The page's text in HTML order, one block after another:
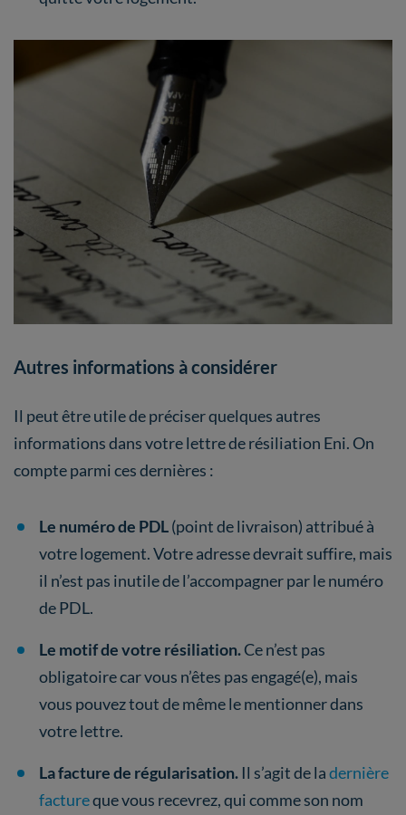
Autres informations à considérer
Il peut être utile de préciser quelques autres
informations dans votre lettre de résiliation Eni. On
compte parmi ces dernières :
Le numéro de PDL(point de livraison) attribué à
votre logement. Votre adresse devrait suffire, mais
il n’est pas inutile de l’accompagner par le numéro
de PDL.
Le motif de votre résiliation.Ce n’est pas
obligatoire car vous n’êtes pas engagé(e), mais
vous pouvez tout de même le mentionner dans
votre lettre.
La facture de régularisation. Il s’agit de ladernière
factureque vous recevrez, qui comme son nom